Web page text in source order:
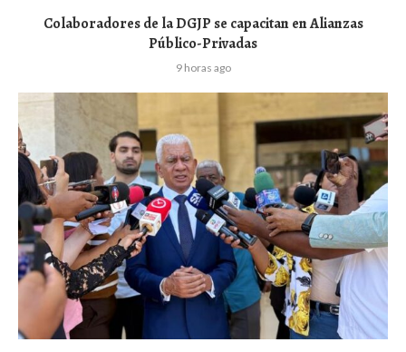
Colaboradores de la DGJP se capacitan en Alianzas
Público-Privadas
9 horas ago